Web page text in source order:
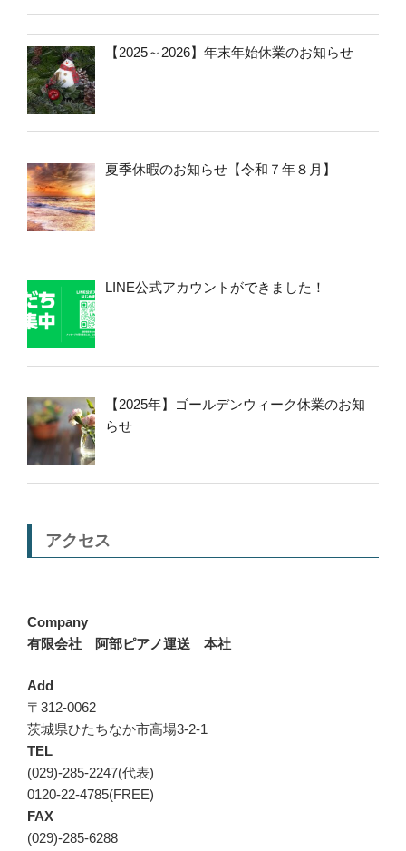
【2025～2026】年末年始休業のお知らせ
夏季休暇のお知らせ【令和７年８月】
LINE公式アカウントができました！
【2025年】ゴールデンウィーク休業のお知
らせ
アクセス
Company
有限会社 阿部ピアノ運送 本社
Add
〒312-0062
茨城県ひたちなか市高場3-2-1
TEL
(029)-285-2247(代表)
0120-22-4785(FREE)
FAX
(029)-285-6288